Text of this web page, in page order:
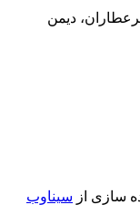
دیمن
سازی از سیناوب